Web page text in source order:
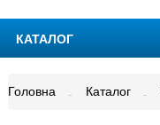
КАТАЛОГ
Головна Каталог